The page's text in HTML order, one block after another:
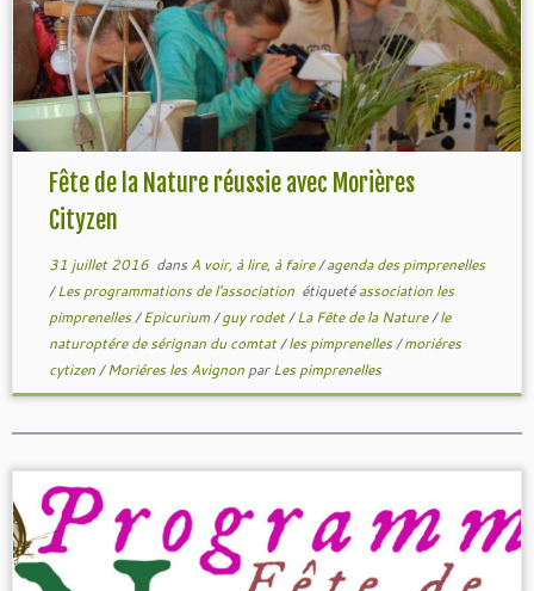
Fête de la Nature réussie avec Morières
Cityzen
31 juillet 2016dans A voir, à lire, à faire/agenda des pimprenelles
/Les programmations de l'association étiquetéassociation les
pimprenelles/Epicurium/guy rodet/La Fête de la Nature/le
naturoptére de sérignan du comtat/les pimprenelles/moriéres
cytizen/Moriéres les Avignon parLes pimprenelles